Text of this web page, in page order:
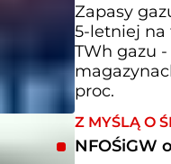
Zapasy
5-letniej na
TWh gazu
proc.
Z MYŚLĄ O
NFOŚiGW